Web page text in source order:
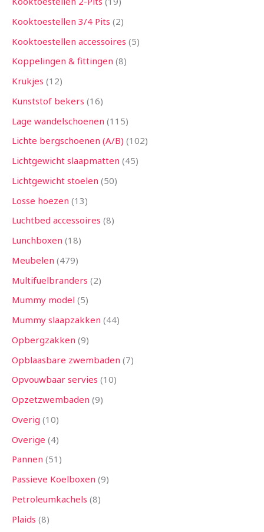
Kooktoestellen 3/4 Pits 2
Kooktoestellen accessoires 5
Koppelingen & fittingen 8
Krukjes 12
Kunststof bekers 16
Lage wandelschoenen 115
Lichte bergschoenen (A/B) 102
Lichtgewicht slaapmatten 45
Lichtgewicht stoelen 50
Losse hoezen 13
Luchtbed accessoires 8
Lunchboxen 18
Meubelen 479
Multifuelbranders 2
Mummy model 5
Mummy slaapzakken 44
Opbergzakken 9
Opblaasbare zwembaden 7
Opvouwbaar servies 10
Opzetzwembaden 9
Overig 10
Overige 4
Pannen 51
Passieve Koelboxen 9
Petroleumkachels 8
Plaids 8